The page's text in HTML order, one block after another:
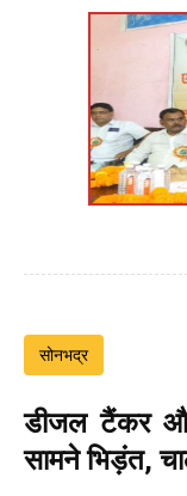
सोनभद्र
डीजल टैंकर
सामने भिड़ंत,